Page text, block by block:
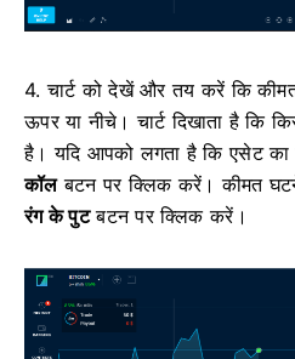
4. चार्ट को देखें और तय करें कि
ऊपर या नीचे। चार्ट दिखाता है कि
है। यदि आपको लगता है कि एसेट का
कॉलबटन पर क्लिक करें। कीमत
रंग के पुटबटन पर क्लिक करें।